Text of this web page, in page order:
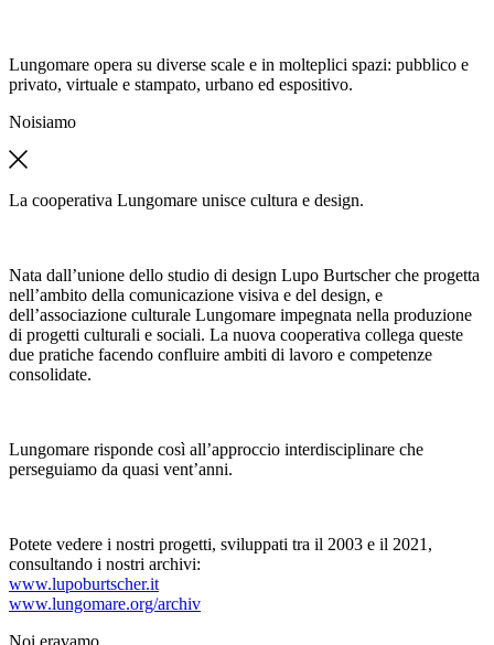
Lungomare opera su diverse scale e in molteplici spazi: pubblico e
privato, virtuale e stampato, urbano ed espositivo.
Noisiamo
La cooperativa Lungomare unisce cultura e design.
Nata dall’unione dello studio di design Lupo Burtscher che progetta
nell’ambito della comunicazione visiva e del design, e
dell’associazione culturale Lungomare impegnata nella produzione
di progetti culturali e sociali. La nuova cooperativa collega queste
due pratiche facendo confluire ambiti di lavoro e competenze
consolidate.
Lungomare risponde così all’approccio interdisciplinare che
perseguiamo da quasi vent’anni.
Potete vedere i nostri progetti, sviluppati tra il 2003 e il 2021,
consultando i nostri archivi:
www.lupoburtscher.it
www.lungomare.org/archiv